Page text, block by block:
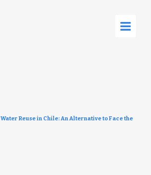
Water Reuse in Chile: An Alternative to Face the